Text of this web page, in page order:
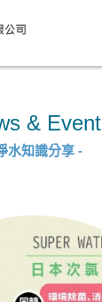
& Event
水知識分享 -